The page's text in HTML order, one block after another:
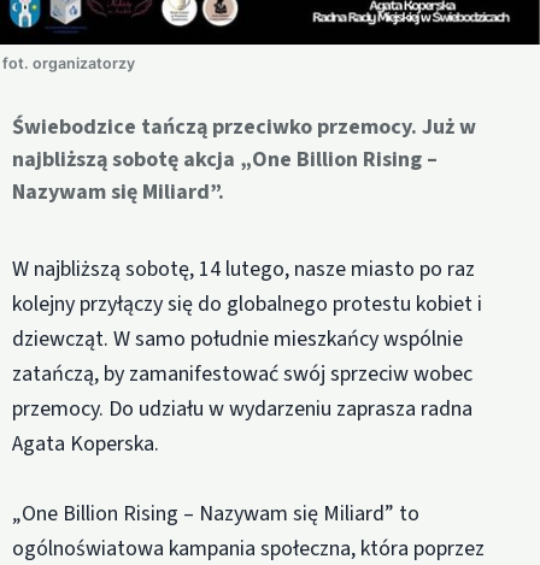
fot. organizatorzy
Świebodzice tańczą przeciwko przemocy. Już w
najbliższą sobotę akcja „One Billion Rising –
Nazywam się Miliard”.
W najbliższą sobotę, 14 lutego, nasze miasto po raz
kolejny przyłączy się do globalnego protestu kobiet i
dziewcząt. W samo południe mieszkańcy wspólnie
zatańczą, by zamanifestować swój sprzeciw wobec
przemocy. Do udziału w wydarzeniu zaprasza radna
Agata Koperska.
„One Billion Rising – Nazywam się Miliard” to
ogólnoświatowa kampania społeczna, która poprzez